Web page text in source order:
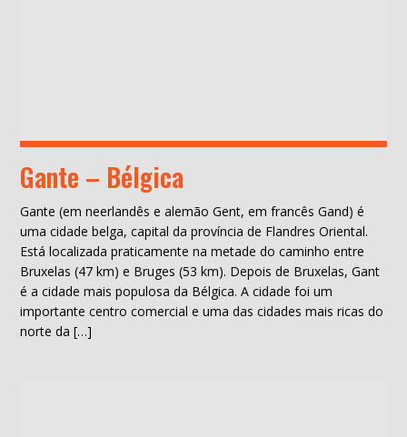
Gante – Bélgica
Gante (em neerlandês e alemão Gent, em francês Gand) é
uma cidade belga, capital da província de Flandres Oriental.
Está localizada praticamente na metade do caminho entre
Bruxelas (47 km) e Bruges (53 km). Depois de Bruxelas, Gant
é a cidade mais populosa da Bélgica. A cidade foi um
importante centro comercial e uma das cidades mais ricas do
norte da […]